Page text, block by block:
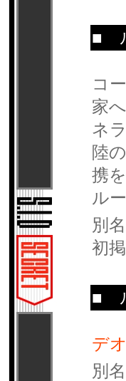
■
コ
家
ネ
陸
携
ル
別
初
■
デ
別